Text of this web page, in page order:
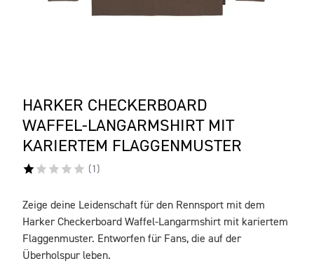
HARKER CHECKERBOARD
WAFFEL-LANGARMSHIRT MIT
KARIERTEM FLAGGENMUSTER
( 1 )
BESCHREIBUNG
Zeige deine Leidenschaft für den Rennsport mit dem
Harker Checkerboard Waffel-Langarmshirt mit kariertem
Flaggenmuster. Entworfen für Fans, die auf der
Überholspur leben.